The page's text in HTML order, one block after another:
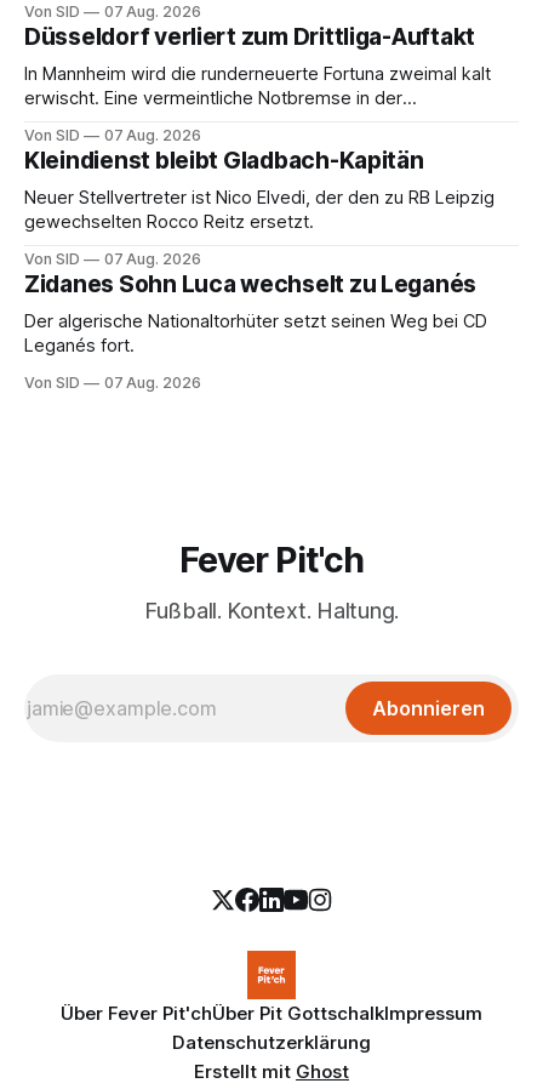
Von SID 07 Aug. 2026
Düsseldorf verliert zum Drittliga-Auftakt
In Mannheim wird die runderneuerte Fortuna zweimal kalt
erwischt. Eine vermeintliche Notbremse in der
Von SID 07 Aug. 2026
Kleindienst bleibt Gladbach-Kapitän
Neuer Stellvertreter ist Nico Elvedi, der den zu RB Leipzig
gewechselten Rocco Reitz ersetzt.
Von SID 07 Aug. 2026
Zidanes Sohn Luca wechselt zu Leganés
Der algerische Nationaltorhüter setzt seinen Weg bei CD
Leganés fort.
Von SID 07 Aug. 2026
Fever Pit'ch
Fußball. Kontext. Haltung.
Abonnieren
Über Fever Pit'chÜber Pit GottschalkImpressum
Datenschutzerklärung
Erstellt mit Ghost